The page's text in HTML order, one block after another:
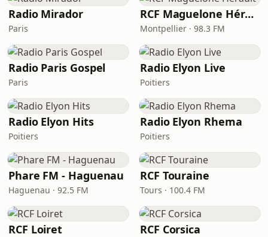
Radio Mirador
Paris
RCF Maguelone Hérault
Montpellier · 98.3 FM
Radio Paris Gospel
Paris
Radio Elyon Live
Poitiers
Radio Elyon Hits
Poitiers
Radio Elyon Rhema
Poitiers
Phare FM - Haguenau
Haguenau · 92.5 FM
RCF Touraine
Tours · 100.4 FM
RCF Loiret RCF Corsica